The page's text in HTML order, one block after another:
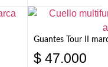
Guantes Tour II
$ 47.000